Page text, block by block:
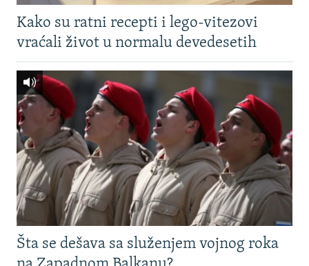
Kako su ratni recepti i lego-vitezovi
vraćali život u normalu devedesetih
Šta se dešava sa služenjem vojnog roka